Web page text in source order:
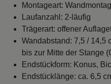
Montageart:
Laufanzahl: 2-läufig
Trägerart: offener
Wandabstand: 7,5 / 14,5
bis zur Mitte der Stange
Endstückform: Konus,
Endstücklänge: ca. 6,5